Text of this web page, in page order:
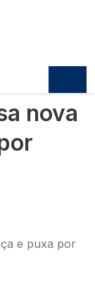
e puxa por
nova